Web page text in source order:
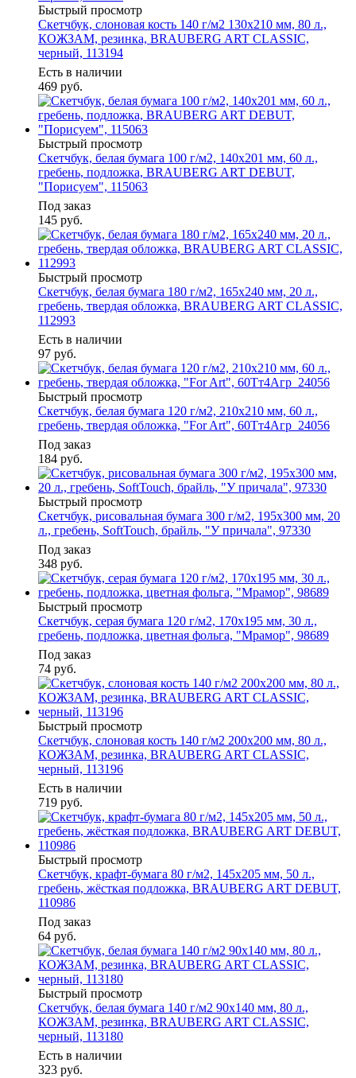
Быстрый просмотр
Скетчбук, слоновая кость 140 г/м2 130х210 мм, 80 л.,
КОЖЗАМ, резинка, BRAUBERG ART CLASSIC,
черный, 113194
Есть в наличии
469 руб.
Быстрый просмотр
Скетчбук, белая бумага 100 г/м2, 140х201 мм, 60 л.,
гребень, подложка, BRAUBERG ART DEBUT,
"Порисуем", 115063
Под заказ
145 руб.
Быстрый просмотр
Скетчбук, белая бумага 180 г/м2, 165х240 мм, 20 л.,
гребень, твердая обложка, BRAUBERG ART CLASSIC,
112993
Есть в наличии
97 руб.
Быстрый просмотр
Скетчбук, белая бумага 120 г/м2, 210х210 мм, 60 л.,
гребень, твердая обложка, "For Art", 60Тт4Aгр_24056
Под заказ
184 руб.
Быстрый просмотр
Скетчбук, рисовальная бумага 300 г/м2, 195х300 мм, 20
л., гребень, SoftTouch, брайль, "У причала", 97330
Под заказ
348 руб.
Быстрый просмотр
Скетчбук, серая бумага 120 г/м2, 170х195 мм, 30 л.,
гребень, подложка, цветная фольга, "Мрамор", 98689
Под заказ
74 руб.
Быстрый просмотр
Скетчбук, слоновая кость 140 г/м2 200х200 мм, 80 л.,
КОЖЗАМ, резинка, BRAUBERG ART CLASSIC,
черный, 113196
Есть в наличии
719 руб.
Быстрый просмотр
Скетчбук, крафт-бумага 80 г/м2, 145х205 мм, 50 л.,
гребень, жёсткая подложка, BRAUBERG ART DEBUT,
110986
Под заказ
64 руб.
Быстрый просмотр
Скетчбук, белая бумага 140 г/м2 90х140 мм, 80 л.,
КОЖЗАМ, резинка, BRAUBERG ART CLASSIC,
черный, 113180
Есть в наличии
323 руб.